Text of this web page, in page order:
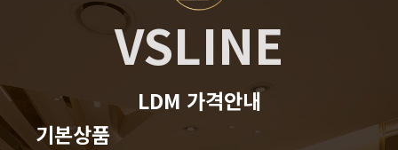
VSLINE
LDM 가격안내
기본상품